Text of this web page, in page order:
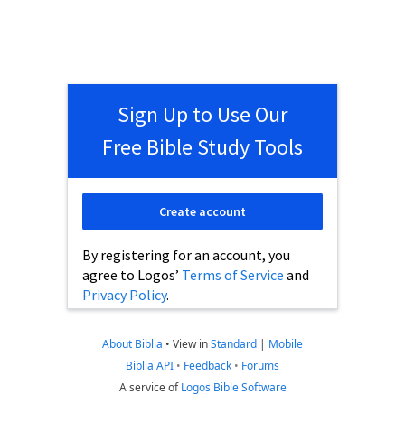
Sign Up to Use Our
Free Bible Study Tools
By registering for an account, you
agree to Logos’ Terms of Service and
Privacy Policy.
Create account
About Biblia • View inStandard | Mobile
Biblia API • Feedback • Forums
A service ofLogos Bible Software